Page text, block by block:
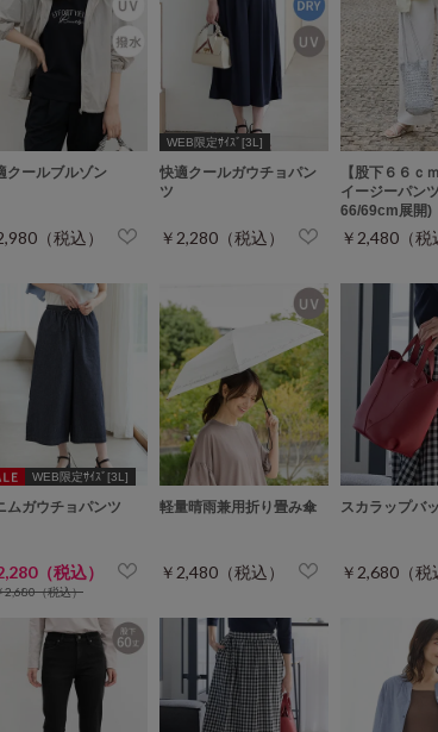
クールブルゾン
（税込）
WEB限定ｻｲｽﾞ[3L]
快適クールガウチョパン
ツ
￥2,280（税込）
【股下６６ｃ
イージーパン
66/69cm展開)
￥2,480（税
WEB限定ｻｲｽﾞ[3L]
ムガウチョパンツ
（税込）
2,680（税込）
軽量晴雨兼用折り畳み傘
￥2,480（税込）
スカラップバ
￥2,680（税